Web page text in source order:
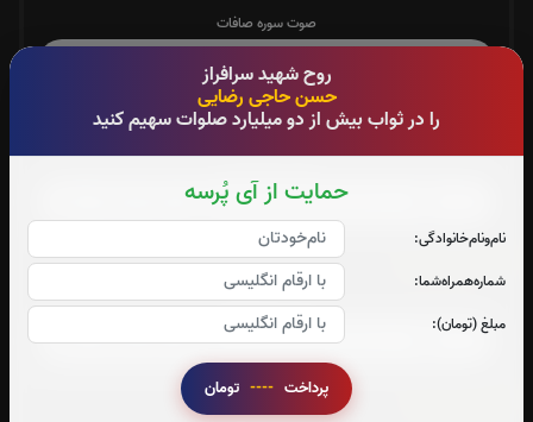
روح شهید سرافراز
حسن حاجی رضایی
را در ثواب بیش از دو میلیارد صلوات سهیم کنید
حمایت از آی پُرسه
نام‌و‌نام‌خانوادگی:
شماره‌همراه‌شما:
مبلغ (تومان):
پرداخت ----
صوت سوره صافات
سوره یاسین:
صوت سوره یاسین
صوت سوره واقعه